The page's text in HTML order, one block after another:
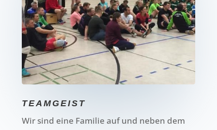
TEAMGEIST
Wir sind eine Familie auf und neben dem